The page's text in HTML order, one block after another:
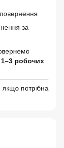
за
робочих
потрібна